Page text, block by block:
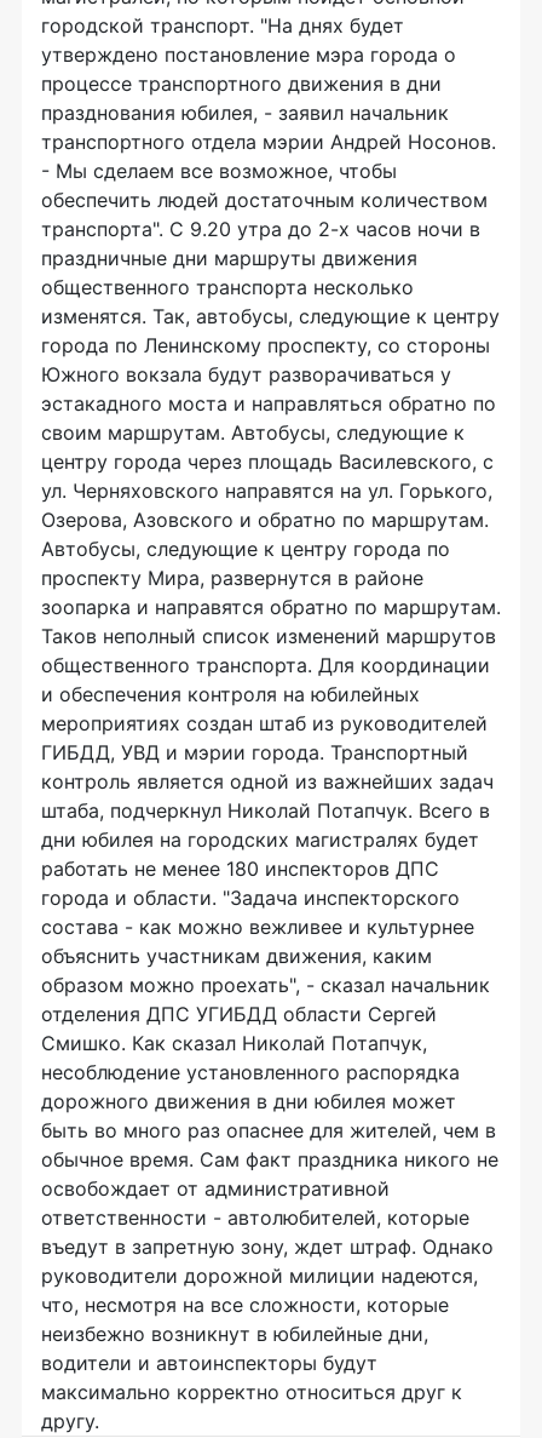
городской транспорт. "На днях будет
утверждено постановление мэра города о
процессе транспортного движения в дни
празднования юбилея, - заявил начальник
транспортного отдела мэрии Андрей Носонов.
- Мы сделаем все возможное, чтобы
обеспечить людей достаточным количеством
транспорта". С 9.20 утра до 2-х часов ночи в
праздничные дни маршруты движения
общественного транспорта несколько
изменятся. Так, автобусы, следующие к центру
города по Ленинскому проспекту, со стороны
Южного вокзала будут разворачиваться у
эстакадного моста и направляться обратно по
своим маршрутам. Автобусы, следующие к
центру города через площадь Василевского, с
ул. Черняховского направятся на ул. Горького,
Озерова, Азовского и обратно по маршрутам.
Автобусы, следующие к центру города по
проспекту Мира, развернутся в районе
зоопарка и направятся обратно по маршрутам.
Таков неполный список изменений маршрутов
общественного транспорта. Для координации
и обеспечения контроля на юбилейных
мероприятиях создан штаб из руководителей
ГИБДД, УВД и мэрии города. Транспортный
контроль является одной из важнейших задач
штаба, подчеркнул Николай Потапчук. Всего в
дни юбилея на городских магистралях будет
работать не менее 180 инспекторов ДПС
города и области. "Задача инспекторского
состава - как можно вежливее и культурнее
объяснить участникам движения, каким
образом можно проехать", - сказал начальник
отделения ДПС УГИБДД области Сергей
Смишко. Как сказал Николай Потапчук,
несоблюдение установленного распорядка
дорожного движения в дни юбилея может
быть во много раз опаснее для жителей, чем в
обычное время. Сам факт праздника никого не
освобождает от административной
ответственности - автолюбителей, которые
въедут в запретную зону, ждет штраф. Однако
руководители дорожной милиции надеются,
что, несмотря на все сложности, которые
неизбежно возникнут в юбилейные дни,
водители и автоинспекторы будут
максимально корректно относиться друг к
другу.